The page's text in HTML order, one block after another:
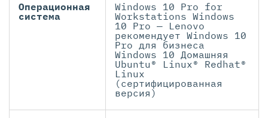
Операционная
система
Windows 10 Pro for
Workstations Windows
10 Pro — Lenovo
рекомендует Windows 10
Pro для бизнеса
Windows 10 Домашняя
Ubuntu® Linux® Redhat®
Linux
(сертифицированная
версия)